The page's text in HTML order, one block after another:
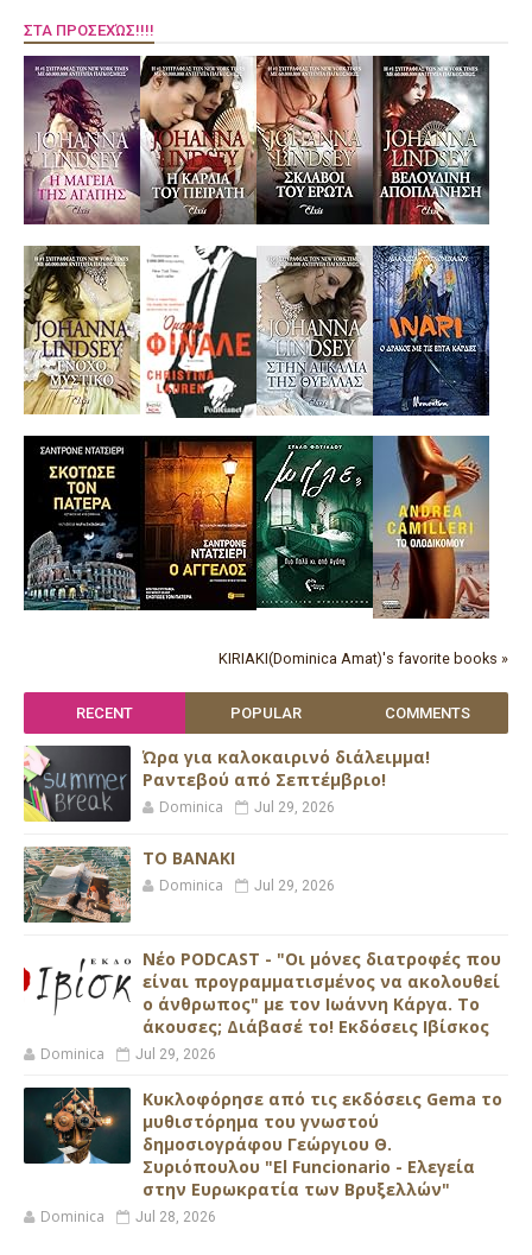
ΣΤΑ ΠΡΟΣΕΧΏΣ!!!!
KIRIAKI(Dominica Amat)'s favorite books »
RECENT POPULAR COMMENTS
Ώρα για καλοκαιρινό διάλειμμα!
Ραντεβού από Σεπτέμβριο!
Dominica Jul 29, 2026
ΤΟ ΒΑΝΑΚΙ
Dominica Jul 29, 2026
Νέο PODCAST - "Οι μόνες διατροφές που
είναι προγραμματισμένος να ακολουθεί
ο άνθρωπος" με τον Ιωάννη Κάργα. Το
άκουσες; Διάβασέ το! Εκδόσεις Ιβίσκος
Dominica Jul 29, 2026
Κυκλοφόρησε από τις εκδόσεις Gema το
μυθιστόρημα του γνωστού
δημοσιογράφου Γεώργιου Θ.
Συριόπουλου "El Funcionario - Ελεγεία
στην Ευρωκρατία των Βρυξελλών"
Dominica Jul 28, 2026